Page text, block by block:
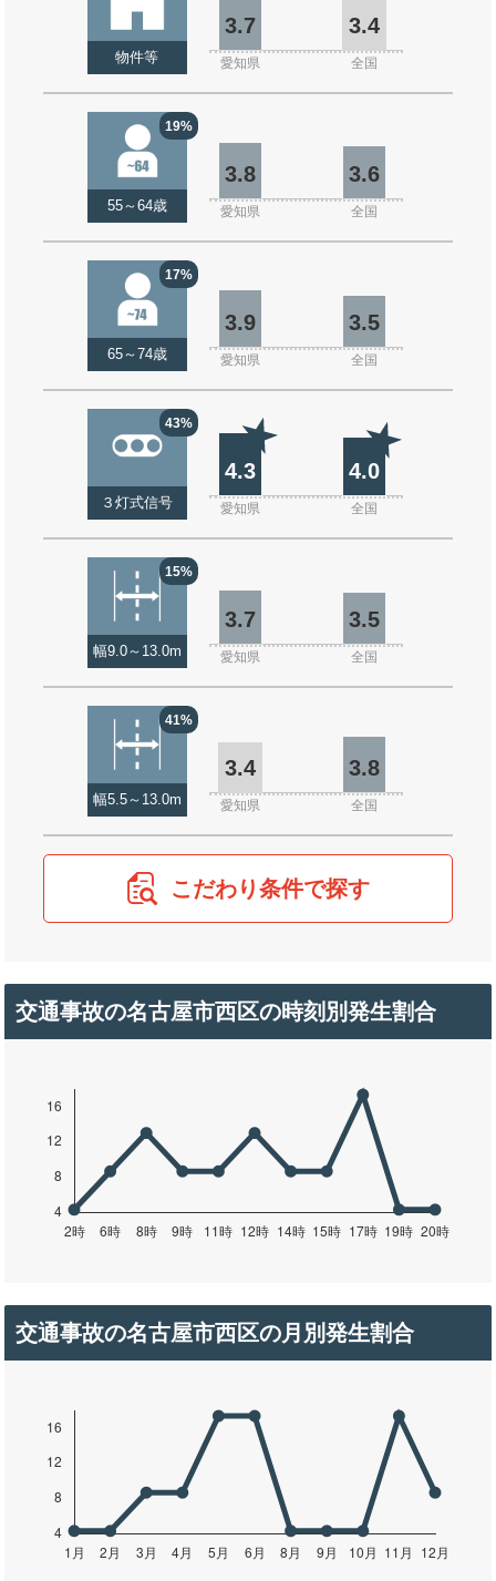
物件等
3.7 3.4
愛知県 全国
19%
55～64歳
3.8 3.6
愛知県 全国
17%
65～74歳
3.9 3.5
愛知県 全国
43%
３灯式信号
4.3 4.0
愛知県 全国
15%
幅9.0～13.0m
3.7 3.5
愛知県 全国
41%
幅5.5～13.0m
3.4 3.8
愛知県 全国
こだわり条件で探す
交通事故の名古屋市西区の時刻別発生割合
交通事故の名古屋市西区の月別発生割合